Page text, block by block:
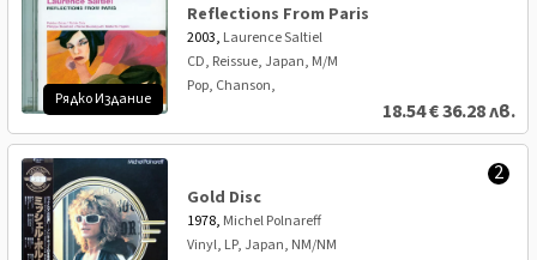
Рядко Издание
Reflections From Paris
2003, Laurence Saltiel
CD, Reissue, Japan, M/M
Pop, Chanson,
18.54€36.28 лв.
2
Gold Disc
1978, Michel Polnareff
Vinyl, LP, Japan, NM/NM